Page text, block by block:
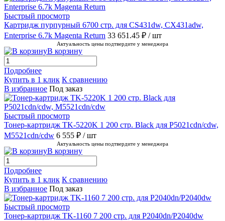
Быстрый просмотр
Картридж пурпурный 6700 стр. для CS431dw, CX431adw,
Enterprise 6.7k Magenta Return 33 651.45 ₽ / шт
Актуальность цены подтвердите у менеджера
В корзину
Подробнее
Купить в 1 клик К сравнению
В избранное Под заказ
Быстрый просмотр
Тонер-картридж TK-5220K 1 200 стр. Black для P5021cdn/cdw,
M5521cdn/cdw 6 555 ₽ / шт
Актуальность цены подтвердите у менеджера
В корзину
Подробнее
Купить в 1 клик К сравнению
В избранное Под заказ
Быстрый просмотр
Тонер-картридж TK-1160 7 200 стр. для P2040dn/P2040dw